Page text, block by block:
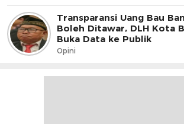
Transparansi Uang Bau
Boleh Ditawar, DLH Kota
Buka Data ke Publik
Opini